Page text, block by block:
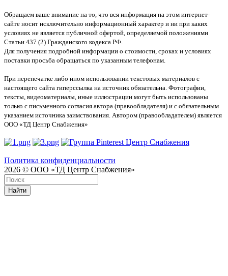
Обращаем ваше внимание на то, что вся информация на этом интернет-
сайте носит исключительно информационный характер и ни при каких
условиях не является публичной офертой, определяемой положениями
Статьи 437 (2) Гражданского кодекса РФ.
Для получения подробной информации о стоимости, сроках и условиях
поставки просьба обращаться по указанным телефонам.
При перепечатке либо ином использовании текстовых материалов с
настоящего сайта гиперссылка на источник обязательна. Фотографии,
тексты, видеоматериалы, иные иллюстрации могут быть использованы
только с письменного согласия автора (правообладателя) и с обязательным
указанием источника заимствования. Автором (правообладателем) является
ООО «ТД Центр Снабжения»
Политика конфиденциальности
2026 © ООО «ТД Центр Снабжения»
Найти